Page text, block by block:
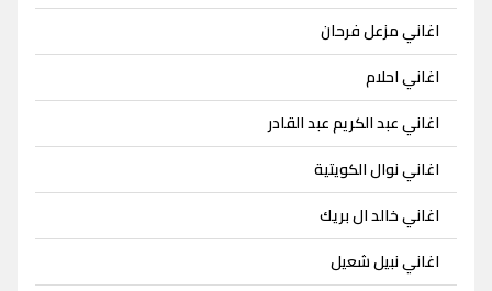
اغاني مزعل فرحان
اغاني احلام
اغاني عبد الكريم عبد القادر
اغاني نوال الكويتية
اغاني خالد ال بريك
اغاني نبيل شعيل